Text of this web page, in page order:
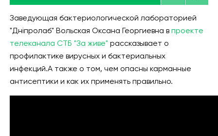
Заведующая бактериологической лабораторией
"Дніпролаб" Вольская Оксана Георгиевна в проекте
телеканала СТБ "За живе" рассказывает о
профилактике вирусных и бактериальных
инфекций.А также о том, чем опасны карманные
антисептики и как их применять правильно.